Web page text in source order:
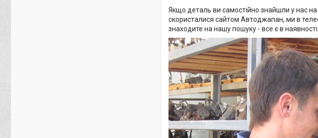
Якщо деталь ви самостійно знайшли у нас
скористалися сайтом Автоджапан, ми в
знаходите на нашу пошуку - все є в наявності.